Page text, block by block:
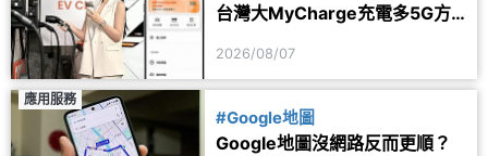
台灣大MyCharge充電多5G方
2026/08/07
應用服務
#Google地圖
Google地圖沒網路反而更順？